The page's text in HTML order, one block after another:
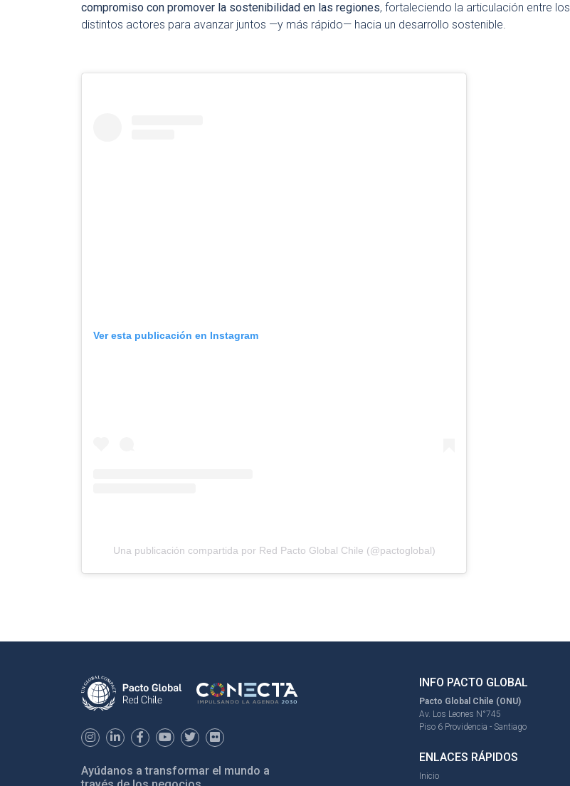
compromiso con promover la sostenibilidad en las regiones, fortaleciendo la articulación entre los
distintos actores para avanzar juntos —y más rápido— hacia un desarrollo sostenible.
Ver esta publicación en Instagram
Una publicación compartida por Red Pacto Global Chile (@pactoglobal)
Ayúdanos a transformar el mundo a
INFO PACTO GLOBAL
Pacto Global Chile (ONU)
Av. Los Leones N°745
Piso 6 Providencia - Santiago
ENLACES RÁPIDOS
Inicio